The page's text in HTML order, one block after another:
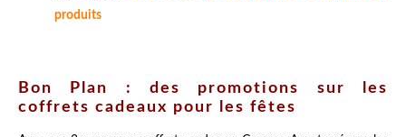
produits
Bon Plan : des promotions sur les
coffrets cadeaux pour les fêtes